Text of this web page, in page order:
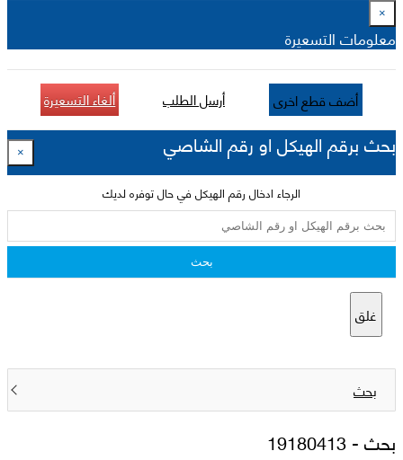
×
معلومات التسعيرة
أضف قطع اخرى أرسل الطلب ألغاء التسعيرة
بحث برقم الهيكل او رقم الشاصي ×
الرجاء ادخال رقم الهيكل في حال توفره لديك
بحث
غلق
بحث
بحث -19180413